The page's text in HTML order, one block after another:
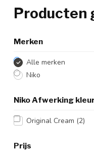
Producten
Merken
Alle merken
Niko
Niko Afwerking
Original Cream (2)
Prijs